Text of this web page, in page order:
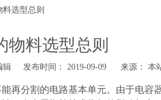
料选型总则
物料选型总则
发布时间： 2019-09-09 来源： 本
再分割的电路基本单元。由于电容